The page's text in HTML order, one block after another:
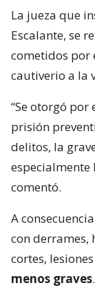
La jueza que
Escalante, se
cometidos por
cautiverio a la
“Se otorgó
prisión
delitos, la
especialmente
comentó.
A
con derrames,
cortes,
menos graves.